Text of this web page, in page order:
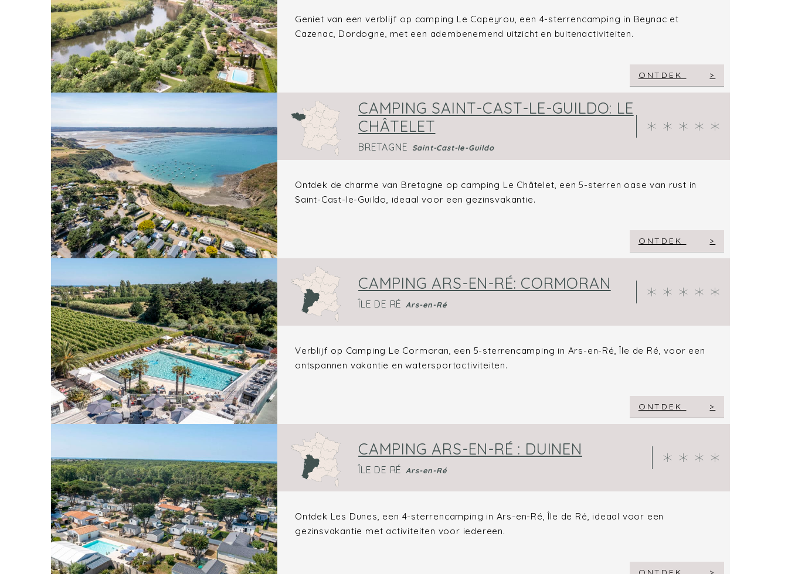
Geniet van een verblijf op camping Le Capeyrou, een 4-sterrencamping in Beynac et
Cazenac, Dordogne, met een adembenemend uitzicht en buitenactiviteiten.
ONTDEK
CAMPING SAINT-CAST-LE-GUILDO: LE
CHÂTELET
BRETAGNE Saint-Cast-le-Guildo
Ontdek de charme van Bretagne op camping Le Châtelet, een 5-sterren oase van rust in
Saint-Cast-le-Guildo, ideaal voor een gezinsvakantie.
ONTDEK
CAMPING ARS-EN-RÉ: CORMORAN
ÎLE DE RÉ Ars-en-Ré
Verblijf op Camping Le Cormoran, een 5-sterrencamping in Ars-en-Ré, Île de Ré, voor een
ontspannen vakantie en watersportactiviteiten.
ONTDEK
CAMPING ARS-EN-RÉ : DUINEN
ÎLE DE RÉ Ars-en-Ré
Ontdek Les Dunes, een 4-sterrencamping in Ars-en-Ré, Île de Ré, ideaal voor een
gezinsvakantie met activiteiten voor iedereen.